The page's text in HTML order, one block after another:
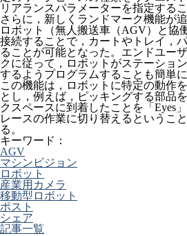
リアランスパラメーターを指定する
さらに，新しくランドマーク機能が
ロボット（無人搬送車（AGV）と協
接続することで，カートやトレイ，
ることが可能となった。エンドユー
クに従って，ロボットがステーショ
するようプログラムすることも簡単
この機能は，ロボットに特定の動作
とし，例えば，ピッキングする部品
クスペースに到着したことを「Eyes
レースの作業に切り替えるというこ
る。
キーワード：
AGV
マシンビジョン
ロボット
産業用カメラ
移動型ロボット
ポスト
シェア
記事一覧